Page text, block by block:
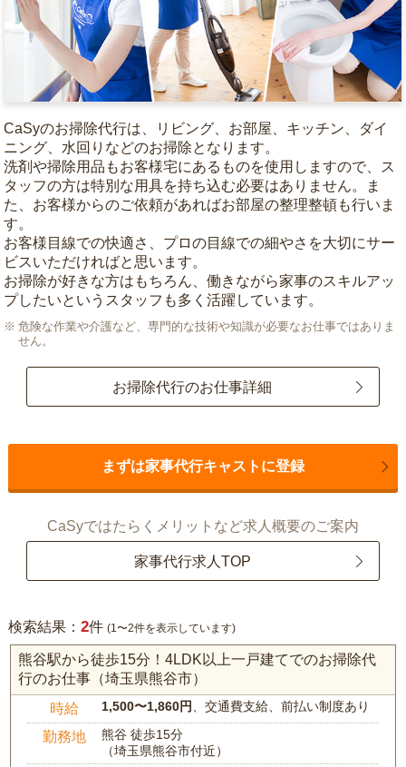
CaSyのお掃除代行は、リビング、お部屋、キッチン、ダイ
ニング、水回りなどのお掃除となります。
洗剤や掃除用品もお客様宅にあるものを使用しますので、ス
タッフの方は特別な用具を持ち込む必要はありません。ま
た、お客様からのご依頼があればお部屋の整理整頓も行いま
す。
お客様目線での快適さ、プロの目線での細やさを大切にサー
ビスいただければと思います。
お掃除が好きな方はもちろん、働きながら家事のスキルアッ
プしたいというスタッフも多く活躍しています。
危険な作業や介護など、専門的な技術や知識が必要なお仕事ではありま
せん。
お掃除代行のお仕事詳細
まずは家事代行キャストに登録
CaSyではたらくメリットなど求人概要のご案内
家事代行求人TOP
検索結果： 2件 (1〜2件を表示しています)
熊谷駅から徒歩15分！4LDK以上一戸建てでのお掃除代
行のお仕事（埼玉県熊谷市）
時給 1,500〜1,860円、交通費支給、前払い制度あり
勤務地
熊谷 徒歩15分
（埼玉県熊谷市付近）